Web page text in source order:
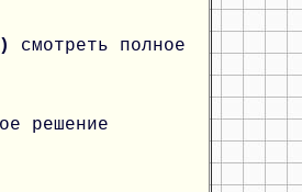
смотреть полное
решение